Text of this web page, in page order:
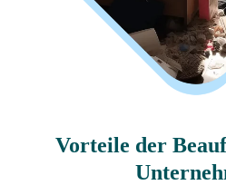
Vorteile der